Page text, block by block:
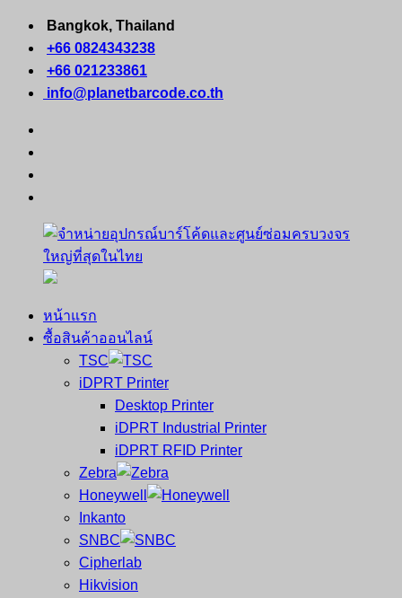
Skip
content
Bangkok, Thailand
+66 0824343238
+66 021233861
info@planetbarcode.co.th
จำหน่าย
คอมพิวเตอร์
หน้าแรก
ซื้อสินค้าออนไลน์
TSC
iDPRT Printer
Desktop Printer
iDPRT Industrial Printer
iDPRT RFID Printer
Zebra
Honeywell
Inkanto
SNBC
Cipherlab
Hikvision